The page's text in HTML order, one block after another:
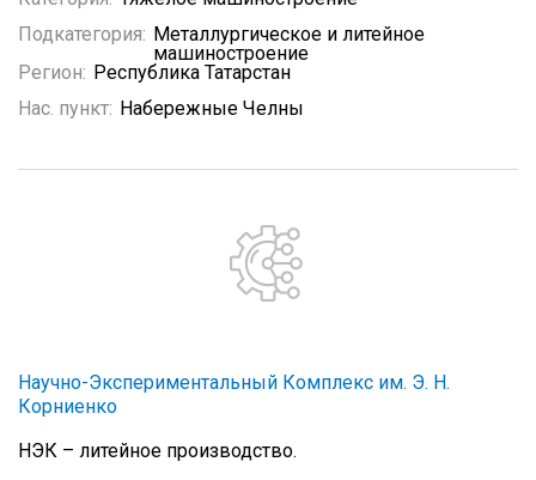
Подкатегория: Металлургическое и литейное
машиностроение
Регион: Республика Татарстан
Нас. пункт: Набережные Челны
Научно-Экспериментальный Комплекс им. Э. Н.
Корниенко
НЭК – литейное производство.